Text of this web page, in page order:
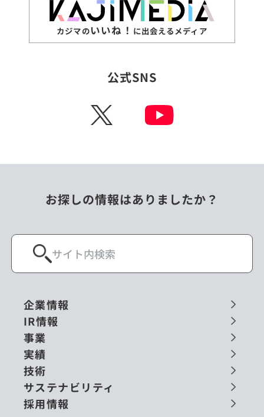
カジマのいいね！ に出会えるメディア
公式SNS
X
お探しの情報はありましたか？
企業情報
IR情報
事業
実績
技術
サステナビリティ
採用情報